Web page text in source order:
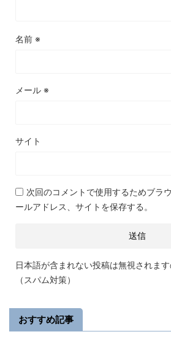
名前 ※
メール ※
サイト
次回のコメントで使用するためブラ
ールアドレス、サイトを保存する。
日本語が含まれない投稿は無視されます
（スパム対策）
おすすめ記事